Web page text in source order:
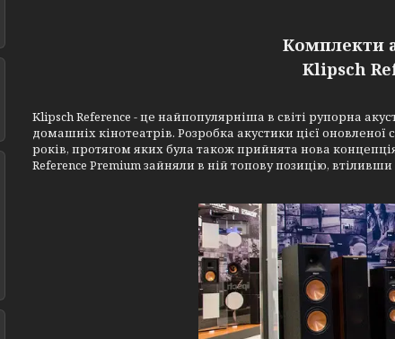
Комплекти
Klipsch
Klipsch Reference - це найпопулярніша в світі рупорна
домашніх кінотеатрів. Розробка акустики цієї
років, протягом яких була також прийнята нова
Reference Premium зайняли в ній топову позицію, втіливши